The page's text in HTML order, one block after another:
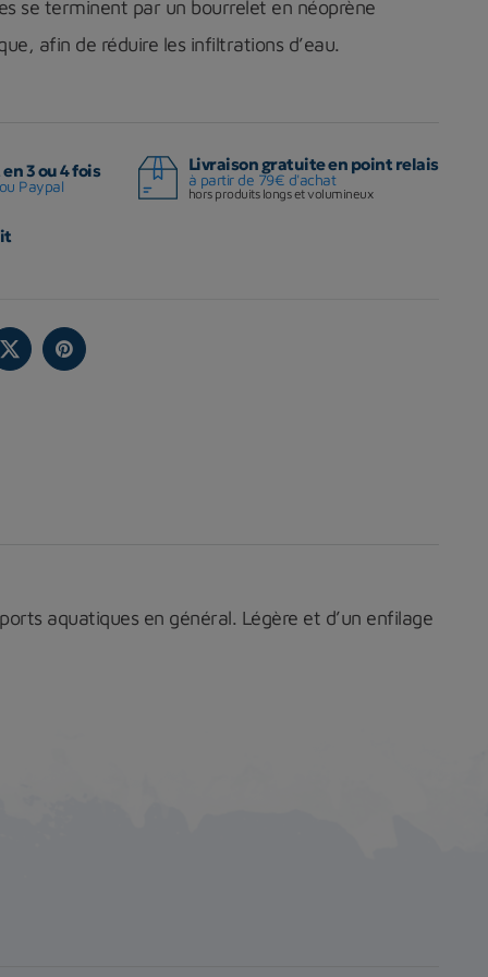
se terminent par un bourrelet en néoprène
, afin de réduire les infiltrations d’eau.
3 ou 4 fois
Paypal
Livraison gratuite en point relais
à partir de 79€ d'achat
hors produits longs et volumineux
aquatiques en général. Légère et d’un enfilage